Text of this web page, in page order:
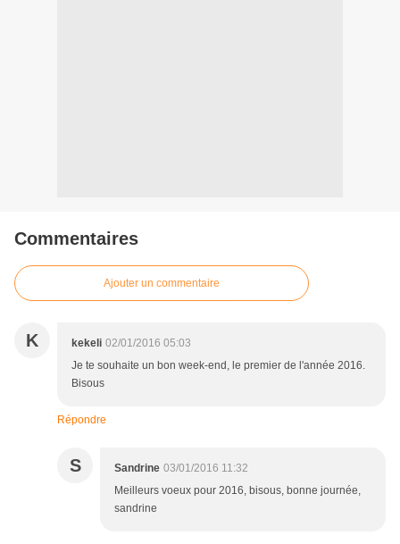
Commentaires
Ajouter un commentaire
K kekeli 02/01/2016 05:03
Je te souhaite un bon week-end, le premier de l'année 2016.
Bisous
Répondre
S Sandrine 03/01/2016 11:32
Meilleurs voeux pour 2016, bisous, bonne journée,
sandrine